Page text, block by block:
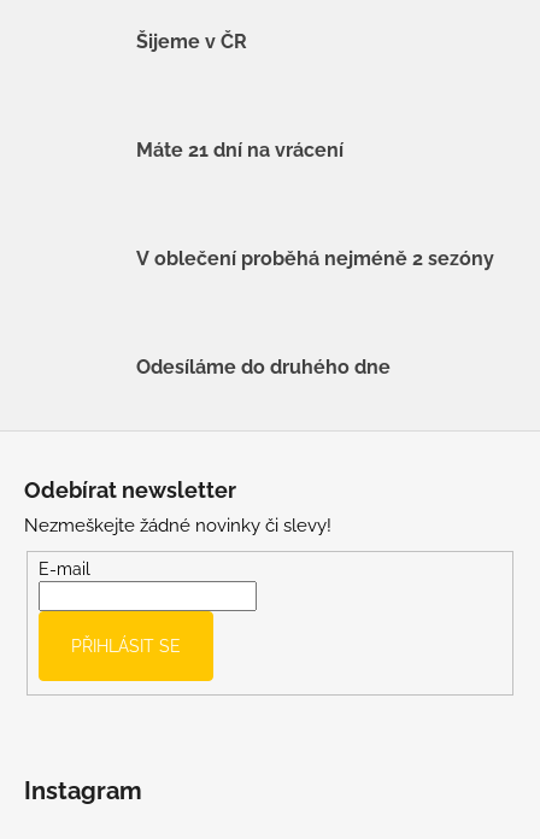
Šijeme v ČR
Máte 21 dní na vrácení
V oblečení proběhá nejméně 2 sezóny
Odesíláme do druhého dne
Odebírat newsletter
Nezmeškejte žádné novinky či slevy!
E-mail
PŘIHLÁSIT SE
Instagram